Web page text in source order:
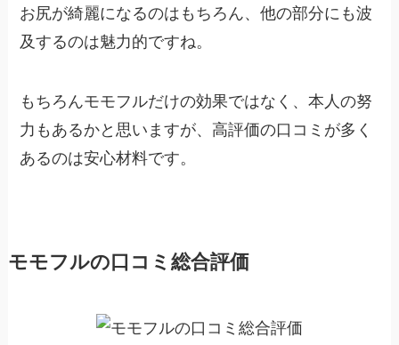
お尻が綺麗になるのはもちろん、他の部分にも波
及するのは魅力的ですね。
もちろんモモフルだけの効果ではなく、本人の努
力もあるかと思いますが、高評価の口コミが多く
あるのは安心材料です。
モモフルの口コミ総合評価